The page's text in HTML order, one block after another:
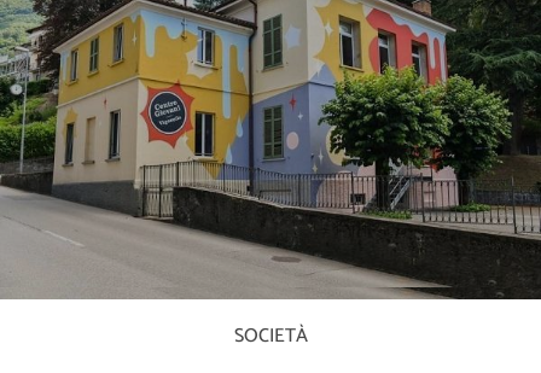
SOCIETÀ